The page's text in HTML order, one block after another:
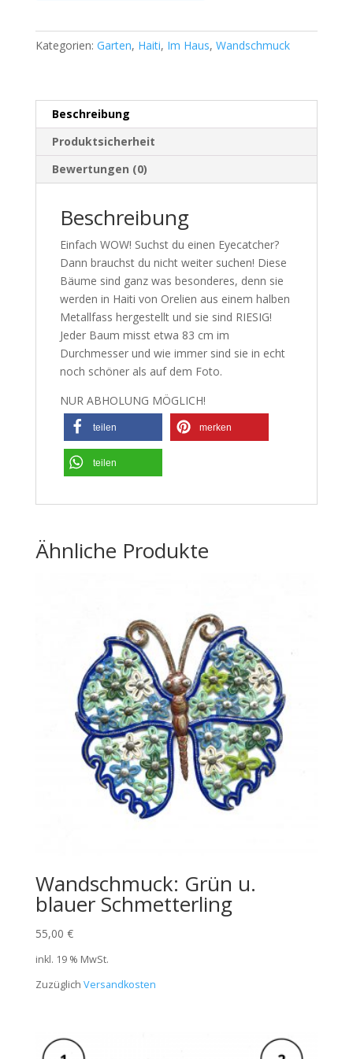
Kategorien: Garten, Haiti, Im Haus, Wandschmuck
Beschreibung
Produktsicherheit
Bewertungen (0)
Beschreibung
Einfach WOW! Suchst du einen Eyecatcher?
Dann brauchst du nicht weiter suchen! Diese
Bäume sind ganz was besonderes, denn sie
werden in Haiti von Orelien aus einem halben
Metallfass hergestellt und sie sind RIESIG!
Jeder Baum misst etwa 83 cm im
Durchmesser und wie immer sind sie in echt
noch schöner als auf dem Foto.
NUR ABHOLUNG MÖGLICH!
teilen merken
teilen
Ähnliche Produkte
Wandschmuck: Grün u.
blauer Schmetterling
55,00 €
inkl. 19 % MwSt.
Zuzüglich Versandkosten